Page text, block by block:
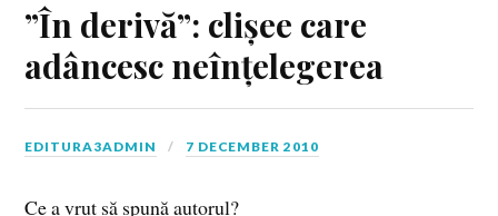
”În derivă”: clișee care
adâncesc neînțelegerea
EDITURA3ADMIN 7 DECEMBER 2010
Ce a vrut să spună autorul?